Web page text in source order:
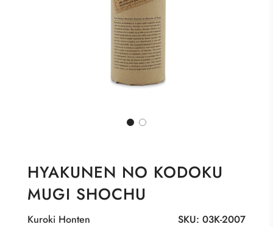
HYAKUNEN NO KODOKU
MUGI SHOCHU
SKU: 03K-2007
Kuroki Honten